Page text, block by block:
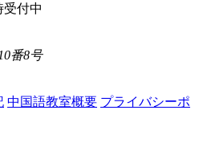
付中
番8号
中国語教室概要 プライバシーポ